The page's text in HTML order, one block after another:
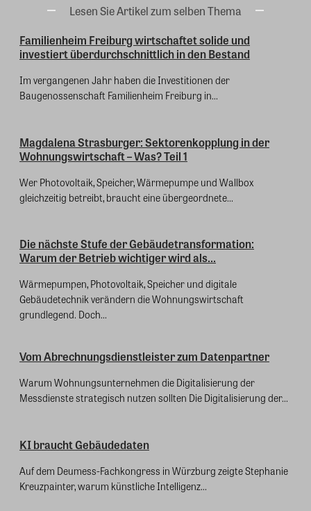
Lesen Sie Artikel zum selben Thema
Familienheim Freiburg wirtschaftet solide und
investiert überdurchschnittlich in den Bestand
Im vergangenen Jahr haben die Investitionen der
Baugenossenschaft Familienheim Freiburg in...
Magdalena Strasburger: Sektorenkopplung in der
Wohnungswirtschaft – Was? Teil 1
Wer Photovoltaik, Speicher, Wärmepumpe und Wallbox
gleichzeitig betreibt, braucht eine übergeordnete...
Die nächste Stufe der Gebäudetransformation:
Warum der Betrieb wichtiger wird als...
Wärmepumpen, Photovoltaik, Speicher und digitale
Gebäudetechnik verändern die Wohnungswirtschaft
grundlegend. Doch...
Vom Abrechnungsdienstleister zum Datenpartner
Warum Wohnungsunternehmen die Digitalisierung der
Messdienste strategisch nutzen sollten Die Digitalisierung der...
KI braucht Gebäudedaten
Auf dem Deumess-Fachkongress in Würzburg zeigte Stephanie
Kreuzpainter, warum künstliche Intelligenz...